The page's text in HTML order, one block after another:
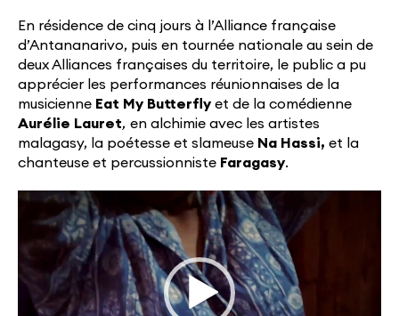
En résidence de cinq jours à l’Alliance française
d’Antananarivo, puis en tournée nationale au sein de
deux Alliances françaises du territoire, le public a pu
apprécier les performances réunionnaises de la
musicienne Eat My Butterfly et de la comédienne
Aurélie Lauret, en alchimie avec les artistes
malagasy, la poétesse et slameuse Na Hassi, et la
chanteuse et percussionniste Faragasy.
Lecteur
vidéo